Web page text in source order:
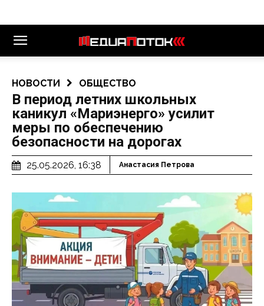
НОВОСТИ ОБЩЕСТВО
В период летних школьных
каникул «Мариэнерго» усилит
меры по обеспечению
безопасности на дорогах
25.05.2026, 16:38 Анастасия Петрова